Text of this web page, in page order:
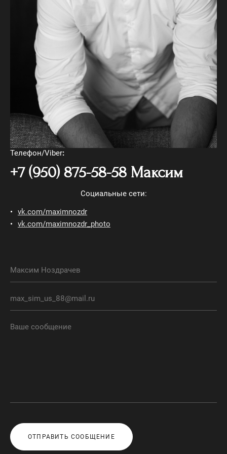
Телефон/Viber:
+7 (950) 875-58-58 Максим
Социальные сети:
vk.com/maximnozdr
vk.com/maximnozdr_photo
ОТПРАВИТЬ СООБЩЕНИЕ